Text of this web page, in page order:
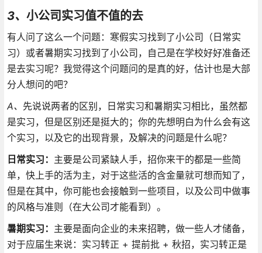
3、 小公司实习值不值的去
有人问了这么一个问题：寒假实习找到了小公司（日常实
习）或者暑期实习找到了小公司，自己是在学校好好准备还
是去实习呢？我觉得这个问题问的是真的好，估计也是大部
分人想问的吧？
A、 先说说两者的区别，日常实习和暑期实习相比，虽然都
是实习，但是区别还是挺大的；你的先想明白为什么会有这
个实习，以及它的出现背景，及解决的问题是什么呢？
日常实习： 主要是公司紧缺人手，招你来干的都是一些简
单，快上手的活为主，对于这些活的含金量就可想而知了，
但是在其中，你可能也会接触到一些项目，以及公司中做事
的风格与准则（在大公司才能看到）。
暑期实习： 主要是面向企业的未来招聘，做一些人才储备，
对于应届生来说：实习转正 + 提前批 + 秋招，实习转正是